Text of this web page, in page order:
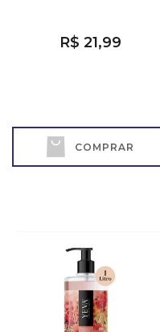
R$ 21,99
COMPRAR